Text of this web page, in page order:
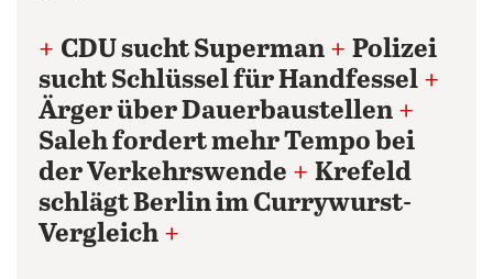
+ CDU sucht Superman + Polizei
sucht Schlüssel für Handfessel +
Ärger über Dauerbaustellen +
Saleh fordert mehr Tempo bei
der Verkehrswende + Krefeld
schlägt Berlin im Currywurst-
Vergleich +